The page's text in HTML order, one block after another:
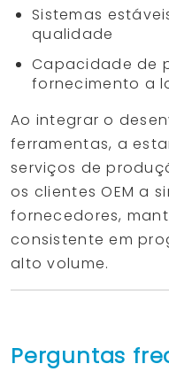
Sistemas
qualidade
Capacidade de
fornecimento a
Ao integrar o
ferramentas, a
serviços de
os clientes OEM a
fornecedores,
consistente em
alto volume.
Perguntas